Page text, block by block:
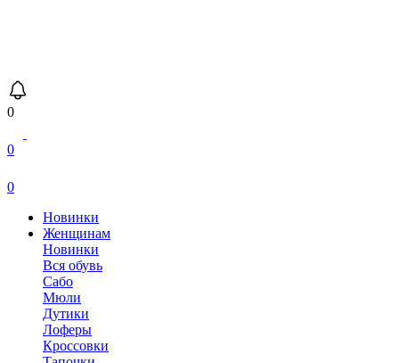
0
0
0
Новинки
Женщинам
Новинки
Вся обувь
Сабо
Мюли
Дутики
Лоферы
Кроссовки